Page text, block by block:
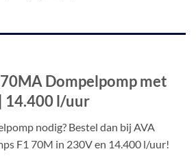
Dompelpomp met
14.400 l/uur
nodig? Bestel dan bij AVA
F1 70M in 230V en 14.400 l/uur!